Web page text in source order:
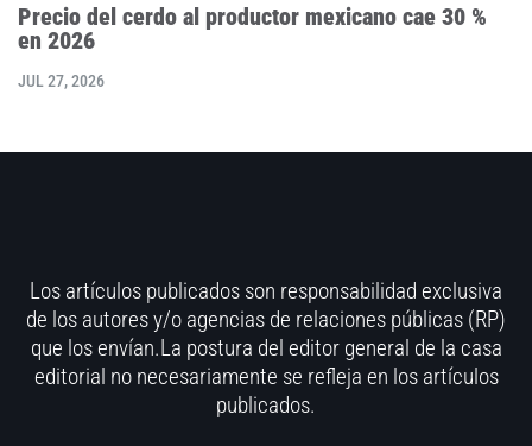
Precio del cerdo al productor mexicano cae 30 %
en 2026
JUL 27, 2026
Los artículos publicados son responsabilidad exclusiva
de los autores y/o agencias de relaciones públicas (RP)
que los envían.La postura del editor general de la casa
editorial no necesariamente se refleja en los artículos
publicados.